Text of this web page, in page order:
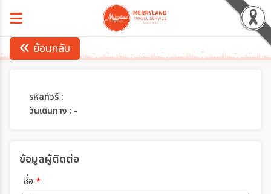
ย้อนกลับ
รหัสทัวร์ :
วันเดินทาง : -
ข้อมูลผู้ติดต่อ
ชื่อ *